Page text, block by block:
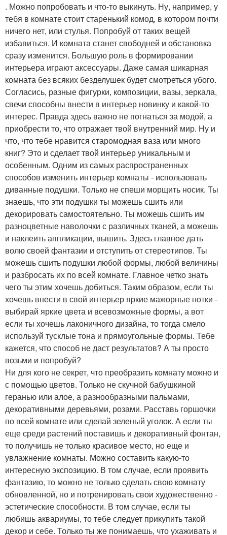
. Можно попробовать и что-то выкинуть. Ну, например, у
тебя в комнате стоит старенький комод, в котором почти
ничего нет, или стулья. Попробуй от таких вещей
избавиться. И комната станет свободней и обстановка
сразу изменится. Большую роль в формировании
интерьера играют аксессуары. Даже самая шикарная
комната без всяких безделушек будет смотреться убого.
Согласись, разные фигурки, композиции, вазы, зеркала,
свечи способны внести в интерьер новинку и какой-то
интерес. Правда здесь важно не погнаться за модой, а
приобрести то, что отражает твой внутренний мир. Ну и
что, что тебе нравится старомодная ваза или много
книг? Это и сделает твой интерьер уникальным и
особенным. Одним из самых распространенных
способов изменить интерьер комнаты - использовать
диванные подушки. Только не спеши морщить носик. Ты
знаешь, что эти подушки ты можешь сшить или
декорировать самостоятельно. Ты можешь сшить им
разноцветные наволочки с различных тканей, а можешь
и наклеить аппликации, вышить. Здесь главное дать
волю своей фантазии и отступить от стереотипов. Ты
можешь сшить подушки любой формы, любой величины
и разбросать их по всей комнате. Главное четко знать
чего ты этим хочешь добиться. Таким образом, если ты
хочешь внести в свой интерьер яркие мажорные нотки -
выбирай яркие цвета и всевозможные формы, а вот
если ты хочешь лаконичного дизайна, то тогда смело
используй тусклые тона и прямоугольные формы. Тебе
кажется, что способ не даст результатов? А ты просто
возьми и попробуй?
Ни для кого не секрет, что преобразить комнату можно и
с помощью цветов. Только не скучной бабушкиной
геранью или алое, а разнообразными пальмами,
декоративными деревьями, розами. Расставь горшочки
по всей комнате или сделай зеленый уголок. А если ты
еще среди растений поставишь и декоративный фонтан,
то получишь не только красивое место, но еще и
увлажнение комнаты. Можно составить какую-то
интересную экспозицию. В том случае, если проявить
фантазию, то можно не только сделать свою комнату
обновленной, но и потренировать свои художественно -
эстетические способности. В том случае, если ты
любишь аквариумы, то тебе следует прикупить такой
декор и себе. Только ты же понимаешь, что ухаживать и